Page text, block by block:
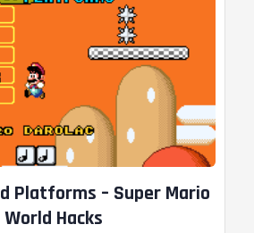
Platforms – Super Mario
World Hacks